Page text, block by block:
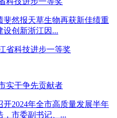
斐然报天草生物再获新佳绩重
设创新浙江因...
实干争先贡献者
2024年全市高质量发展半年
，市委副书记、...